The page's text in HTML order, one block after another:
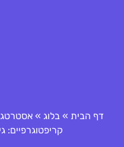
דף הבית » בלוג »
קריפטוגרפיים: